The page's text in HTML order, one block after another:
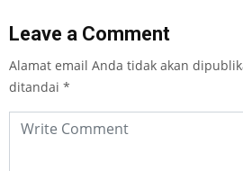
Leave a Comment
Alamat email Anda tidak akan
ditandai *